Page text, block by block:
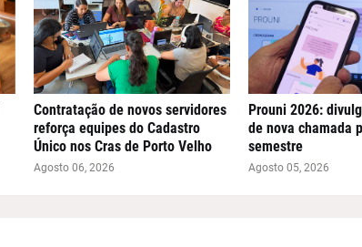
Contratação de novos servidores
reforça equipes do Cadastro
Único nos Cras de Porto Velho
Agosto 06, 2026
Prouni 2026:
de nova chamada
semestre
Agosto 05, 2026